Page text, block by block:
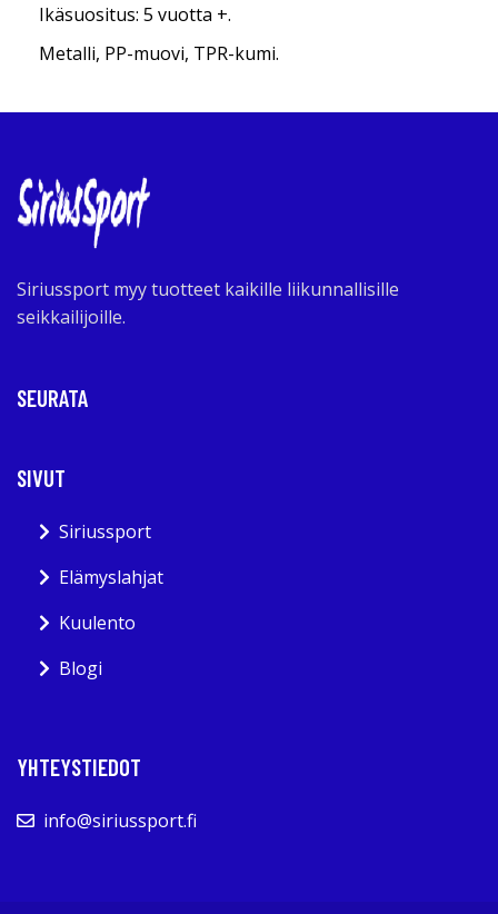
Ikäsuositus: 5 vuotta +.
Metalli, PP-muovi, TPR-kumi.
Siriussport myy tuotteet kaikille liikunnallisille
seikkailijoille.
SEURATA
SIVUT
Siriussport
Elämyslahjat
Kuulento
Blogi
YHTEYSTIEDOT
info@siriussport.fi